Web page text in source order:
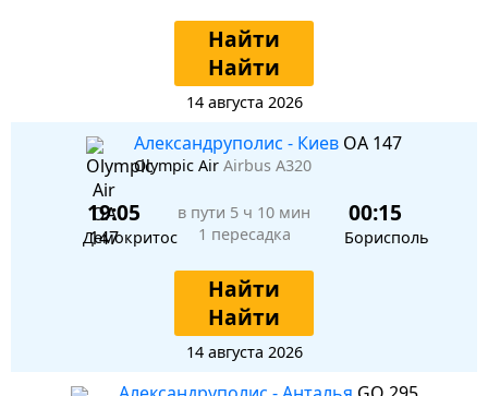
Найти
Найти
14 августа 2026
Александруполис - Киев OA 147
Olympic Air Airbus A320
19:05
Демокритос
в пути 5 ч 10 мин
1 пересадка
00:15
Борисполь
Найти
Найти
14 августа 2026